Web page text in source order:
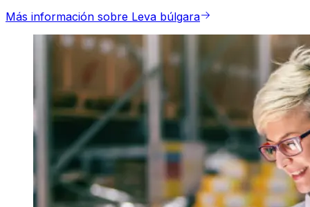
Más información sobre Leva búlgara